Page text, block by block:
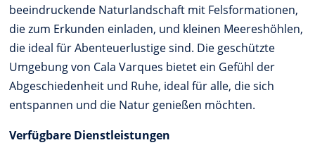
beeindruckende Naturlandschaft mit Felsformationen,
die zum Erkunden einladen, und kleinen Meereshöhlen,
die ideal für Abenteuerlustige sind. Die geschützte
Umgebung von Cala Varques bietet ein Gefühl der
Abgeschiedenheit und Ruhe, ideal für alle, die sich
entspannen und die Natur genießen möchten.
Verfügbare Dienstleistungen